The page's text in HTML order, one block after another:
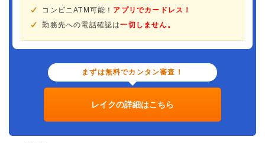
コンビニATM可能！ アプリでカードレス！
勤務先への電話確認は一切しません。
まずは無料でカンタン審査！
レイクの詳細はこちら